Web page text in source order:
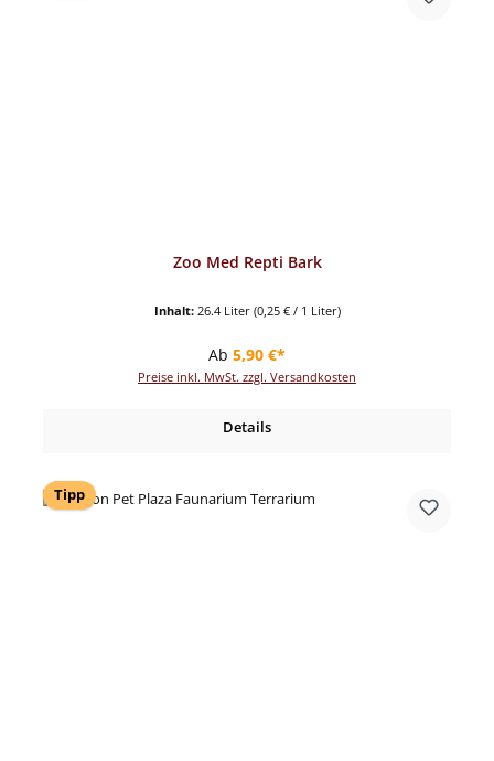
Zoo Med Repti Bark
Inhalt: 26.4 Liter (0,25 € / 1 Liter)
Regulärer Preis:
Ab 5,90 €*
Preise inkl. MwSt. zzgl. Versandkosten
Details
Tipp